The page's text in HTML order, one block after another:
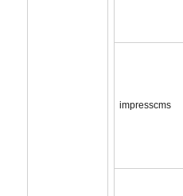
impresscms